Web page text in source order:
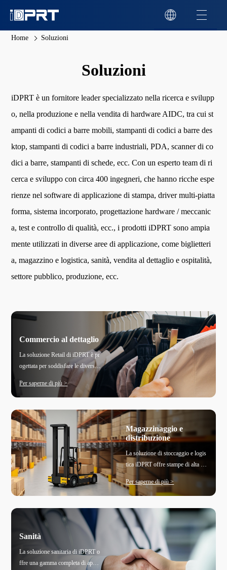
Home Soluzioni
Soluzioni
iDPRT è un fornitore leader specializzato nella ricerca e svilupp
o, nella produzione e nella vendita di hardware AIDC, tra cui st
ampanti di codici a barre mobili, stampanti di codici a barre des
ktop, stampanti di codici a barre industriali, PDA, scanner di co
dici a barre, stampanti di schede, ecc. Con un esperto team di ri
cerca e sviluppo con circa 400 ingegneri, che hanno ricche espe
rienze nel software di applicazione di stampa, driver multi-piatta
forma, sistema incorporato, progettazione hardware / meccanic
a, test e controllo di qualità, ecc., i prodotti iDPRT sono ampia
mente utilizzati in diverse aree di applicazione, come biglietteri
a, magazzino e logistica, sanità, vendita al dettaglio e ospitalità,
settore pubblico, produzione, ecc.
Commercio al dettaglio
La soluzione Retail di iDPRT è pr
ogettata per soddisfare le diverse
esigenze dei moderni ambienti ret
ail, coprendo tutto, dai sistemi di
punto vendita (POS), alla gestion
e delle scorte e al servizio clienti.
Questa soluzione versatile miglior
a l'efficienza operativa, migliora
l'esperienza dei clienti e supporta
un'ampia gamma di esigenze di st
ampa al dettaglio, tra cui cartellini
di prezzo, etichette di numero di p
arte, ricevute per posta raccomand
Per saperne di più >
Magazzinaggio e
distribuzione
La soluzione di stoccaggio e logis
tica iDPRT offre stampe di alta qu
alità per etichette di spedizione, co
dici a barre e tag di identificazion
e, fondamentali per una gestione e
fficace dell'inventario, il monitora
ggio delle spedizioni e la fluidità d
ei movimenti delle merci attravers
o la catena di fornitura. Riduce l'er
rore umano, aiuta a controllare i c
osti e migliora le prestazioni opera
Per saperne di più >
Sanità
La soluzione sanitaria di iDPRT o
ffre una gamma completa di appli